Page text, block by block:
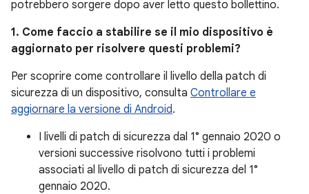
potrebbero sorgere dopo aver letto questo bollettino.
1. Come faccio a stabilire se il mio dispositivo è
aggiornato per risolvere questi problemi?
Per scoprire come controllare il livello della patch di
sicurezza di un dispositivo, consulta Controllare e
aggiornare la versione di Android.
I livelli di patch di sicurezza dal 1° gennaio 2020 o
versioni successive risolvono tutti i problemi
associati al livello di patch di sicurezza del 1°
gennaio 2020.